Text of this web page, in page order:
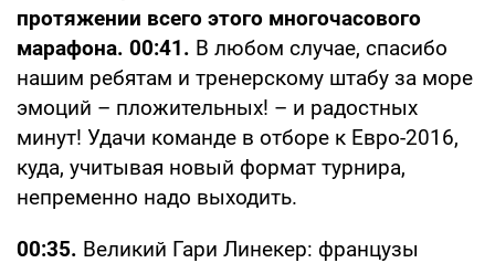
протяжении всего этого многочасового
марафона. 00:41. В любом случае, спасибо
нашим ребятам и тренерскому штабу за море
эмоций – пложительных! – и радостных
минут! Удачи команде в отборе к Евро-2016,
куда, учитывая новый формат турнира,
непременно надо выходить.
00:35. Великий Гари Линекер: французы